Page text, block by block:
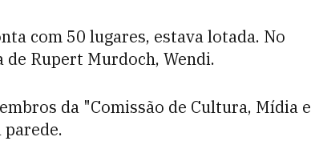
com 50 lugares, estava lotada. No
Rupert Murdoch, Wendi.
da "Comissão de Cultura, Mídia e